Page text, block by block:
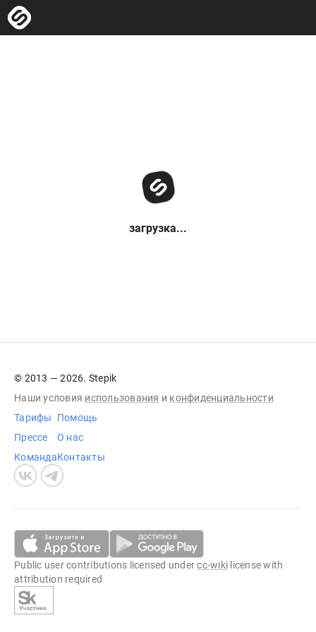
загрузка...
© 2013 — 2026. Stepik
Наши условия использования и конфиденциальности
Тарифы
Прессе
Команда
Помощь
О нас
Контакты
Public user contributions licensed undercc-wiki license with
attribution required